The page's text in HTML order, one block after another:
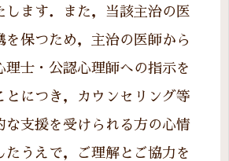
します．また，当該主治の医
を保つため，主治の医師から
理士・公認心理師への指示を
とにつき，カウンセリング等
な支援を受けられる方の心情
たうえで，ご理解とご協力を